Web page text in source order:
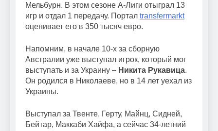
Мельбурн. В этом сезоне А-Лиги отыграл 13
игр и отдал 1 передачу. Портал transfermarkt
оценивает его в 350 тысяч евро.
Напомним, в начале 10-х за сборную
Австралии уже выступал игрок, который мог
выступать и за Украину – Никита Рукавица.
Он родился в Николаеве, но в 14 лет уехал из
Украины.
Выступал за Твенте, Герту, Майнц, Сидней,
Бейтар, Маккаби Хайфа, а сейчас 34-летний